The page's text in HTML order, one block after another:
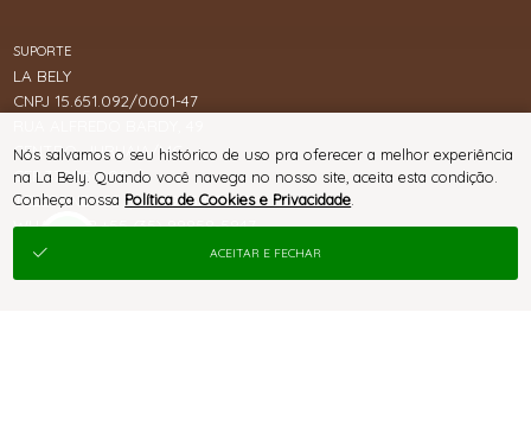
SUPORTE
LA BELY
CNPJ 15.651.092/0001-47
CENTRO, JURUAIA/MG
CEP 37805-000
TELEFONE +55 (35) 99858-5947
WHATSAPP +55 (35) 99858-5947
labelymodaintima@hotmail.com
Nós salvamos o seu histórico de uso pra oferecer a melhor experiência
na La Bely. Quando você navega no nosso site, aceita esta condição.
Conheça nossa Política de Cookies e Privacidade
ACEITAR E FECHAR